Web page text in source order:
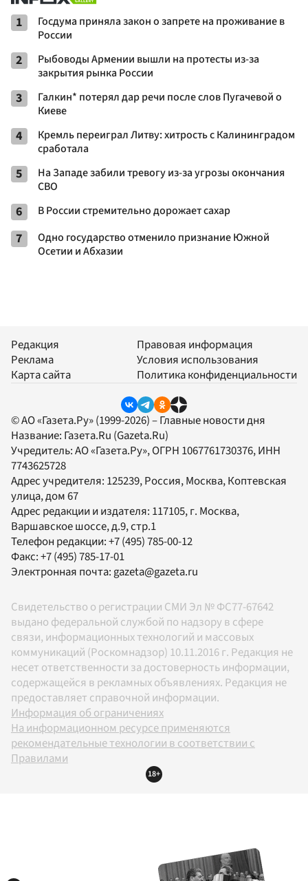
1
Госдума приняла закон о запрете на проживание в
России
2
Рыбоводы Армении вышли на протесты из-за
закрытия рынка России
3
Галкин* потерял дар речи после слов Пугачевой о
Киеве
4
Кремль переиграл Литву: хитрость с Калининградом
сработала
5
На Западе забили тревогу из-за угрозы окончания
СВО
6 В России стремительно дорожает сахар
7
Одно государство отменило признание Южной
Осетии и Абхазии
Редакция
Реклама
Карта сайта
Правовая информация
Условия использования
Политика конфиденциальности
© АО «Газета.Ру» (1999-2026) – Главные новости дня
Название: Газета.Ru (Gazeta.Ru)
Учредитель:АО «Газета.Ру», ОГРН 1067761730376, ИНН
7743625728
Адрес учредителя: 125239, Россия, Москва, Коптевская
улица, дом 67
Адрес редакции и издателя: 117105, г. Москва,
Варшавское шоссе, д.9, стр.1
Телефон редакции:+7 (495) 785-00-12
Факс:+7 (495) 785-17-01
Электронная почта: gazeta@gazeta.ru
Свидетельство о регистрации СМИ Эл № ФС77-67642
выдано федеральной службой по надзору в сфере
связи, информационных технологий и массовых
коммуникаций (Роскомнадзор) 10.11.2016 г. Редакция не
несет ответственности за достоверность информации,
содержащейся в рекламных объявлениях. Редакция не
предоставляет справочной информации.
Информация об ограничениях
На информационном ресурсе применяются
рекомендательные технологии в соответствии с
Правилами
18+